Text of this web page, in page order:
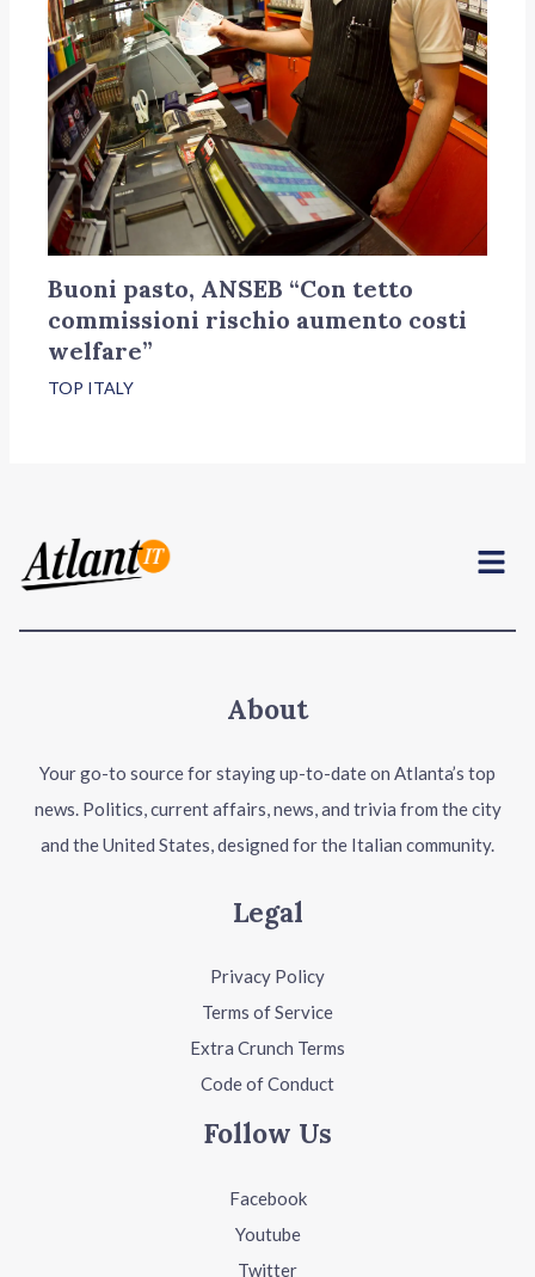
Buoni pasto, ANSEB “Con tetto
commissioni rischio aumento costi
welfare”
TOP ITALY
Menu
About
Your go-to source for staying up-to-date on Atlanta’s top
news. Politics, current affairs, news, and trivia from the city
and the United States, designed for the Italian community.
Legal
Privacy Policy
Terms of Service
Extra Crunch Terms
Code of Conduct
Follow Us
Facebook
Youtube
Twitter